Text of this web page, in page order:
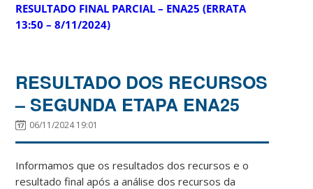
RESULTADO FINAL PARCIAL – ENA25 (ERRATA
13:50 – 8/11/2024)
RESULTADO DOS RECURSOS
– SEGUNDA ETAPA ENA25
06/11/2024 19:01
Informamos que os resultados dos recursos e o
resultado final após a análise dos recursos da